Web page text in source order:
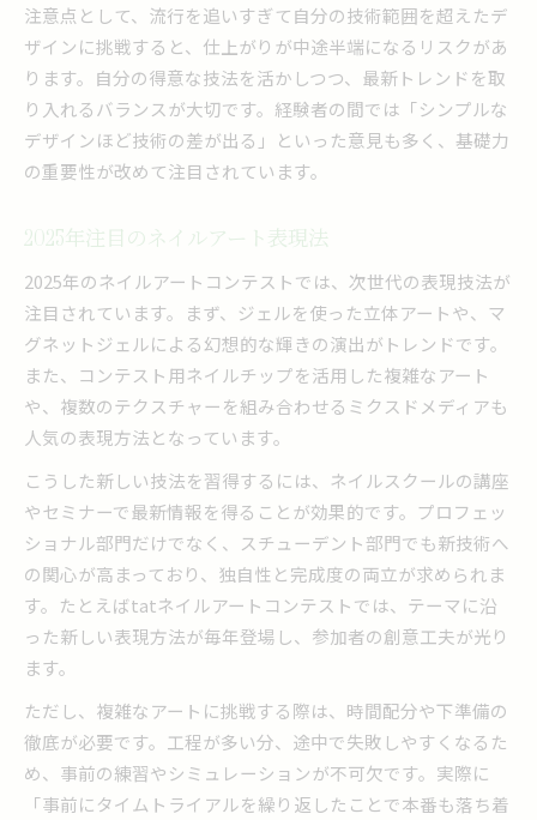
注意点として、流行を追いすぎて自分の技術範囲を超えたデ
ザインに挑戦すると、仕上がりが中途半端になるリスクがあ
ります。自分の得意な技法を活かしつつ、最新トレンドを取
り入れるバランスが大切です。経験者の間では「シンプルな
デザインほど技術の差が出る」といった意見も多く、基礎力
の重要性が改めて注目されています。
2025年注目のネイルアート表現法
2025年のネイルアートコンテストでは、次世代の表現技法が
注目されています。まず、ジェルを使った立体アートや、マ
グネットジェルによる幻想的な輝きの演出がトレンドです。
また、コンテスト用ネイルチップを活用した複雑なアート
や、複数のテクスチャーを組み合わせるミクスドメディアも
人気の表現方法となっています。
こうした新しい技法を習得するには、ネイルスクールの講座
やセミナーで最新情報を得ることが効果的です。プロフェッ
ショナル部門だけでなく、スチューデント部門でも新技術へ
の関心が高まっており、独自性と完成度の両立が求められま
す。たとえばtatネイルアートコンテストでは、テーマに沿
った新しい表現方法が毎年登場し、参加者の創意工夫が光り
ます。
ただし、複雑なアートに挑戦する際は、時間配分や下準備の
徹底が必要です。工程が多い分、途中で失敗しやすくなるた
め、事前の練習やシミュレーションが不可欠です。実際に
「事前にタイムトライアルを繰り返したことで本番も落ち着